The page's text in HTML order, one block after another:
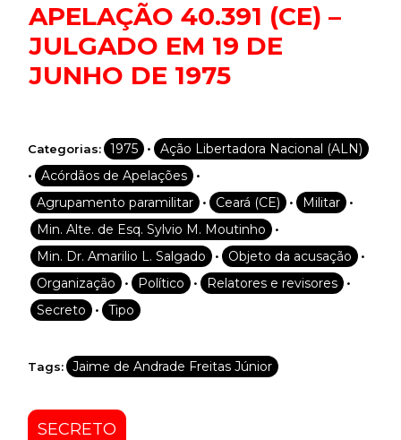
APELAÇÃO 40.391 (CE) –
JULGADO EM 19 DE
JUNHO DE 1975
Categorias: 1975 • Ação Libertadora Nacional (ALN)
• Acórdãos de Apelações •
Agrupamento paramilitar • Ceará (CE) • Militar •
Min. Alte. de Esq. Sylvio M. Moutinho •
Min. Dr. Amarilio L. Salgado • Objeto da acusação •
Organização • Político • Relatores e revisores •
Secreto • Tipo
Tags: Jaime de Andrade Freitas Júnior
SECRETO